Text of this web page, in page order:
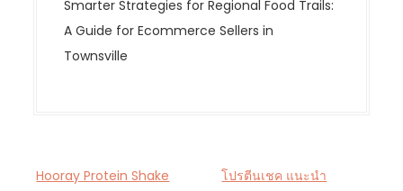
Smarter Strategies for Regional Food Trails:
A Guide for Ecommerce Sellers in
Townsville
Hooray Protein Shake โปรตีนเชค แนะนำ